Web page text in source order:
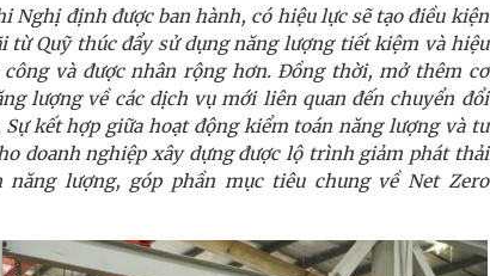
Nghị định được ban hành, có hiệu lực sẽ tạo điều kiện
từ Quỹ thúc đẩy sử dụng năng lượng tiết kiệm và hiệu
và được nhân rộng hơn. Đồng thời, mở thêm cơ
lượng về các dịch vụ mới liên quan đến chuyển đổi
kết hợp giữa hoạt động kiểm toán năng lượng và tư
doanh nghiệp xây dựng được lộ trình giảm phát thải
lượng, góp phần mục tiêu chung về Net Zero